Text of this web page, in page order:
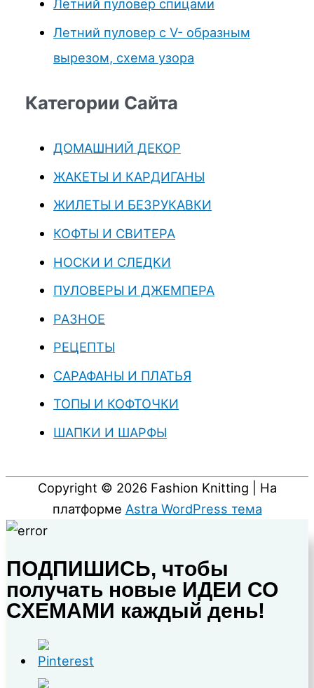
Летний пуловер спицами
Летний пуловер с V- образным
вырезом, схема узора
Категории Сайта
ДОМАШНИЙ ДЕКОР
ЖАКЕТЫ И КАРДИГАНЫ
ЖИЛЕТЫ И БЕЗРУКАВКИ
КОФТЫ И СВИТЕРА
НОСКИ И СЛЕДКИ
ПУЛОВЕРЫ И ДЖЕМПЕРА
РАЗНОЕ
РЕЦЕПТЫ
САРАФАНЫ И ПЛАТЬЯ
ТОПЫ И КОФТОЧКИ
ШАПКИ И ШАРФЫ
Copyright © 2026 Fashion Knitting | На
платформе Astra WordPress тема
ПОДПИШИСЬ, чтобы
получать новые ИДЕИ СО
СХЕМАМИ каждый день!